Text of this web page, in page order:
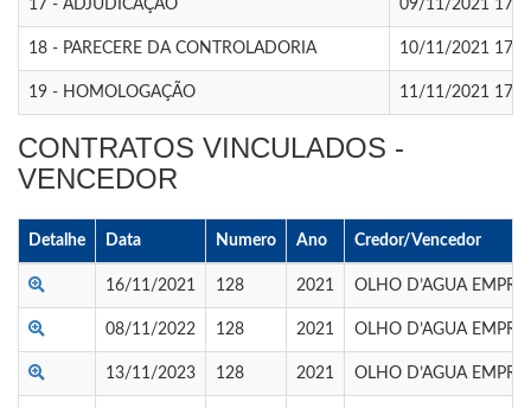
17 - ADJUDICAÇÃO 09/11/2021
18 - PARECERE DA CONTROLADORIA 10/11/2021
19 - HOMOLOGAÇÃO 11/11/2021
CONTRATOS VINCULADOS -
VENCEDOR
Detalhe Data Numero Ano Credor/Vencedor
16/11/2021 128 2021 OLHO D’AGUA
08/11/2022 128 2021 OLHO D’AGUA
13/11/2023 128 2021 OLHO D’AGUA